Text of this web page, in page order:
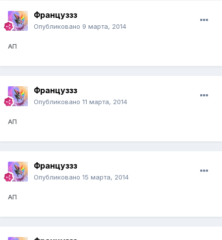
Француззз
Опубликовано 9 марта, 2014
АП
Француззз
Опубликовано 11 марта, 2014
АП
Француззз
Опубликовано 15 марта, 2014
АП